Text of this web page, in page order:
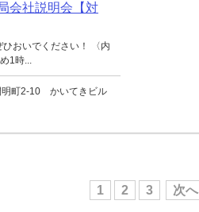
会社説明会【対
おいでください！ 〈内
1時...
町2-10 かいてきビル
1 2 3 次へ